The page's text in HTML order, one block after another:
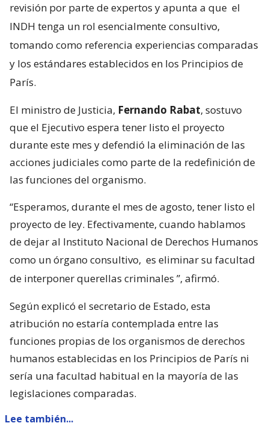
revisión por parte de expertos y apunta a que el
INDH tenga un rol esencialmente consultivo,
tomando como referencia experiencias comparadas
y los estándares establecidos en los Principios de
París.
El ministro de Justicia, Fernando Rabat, sostuvo
que el Ejecutivo espera tener listo el proyecto
durante este mes y defendió la eliminación de las
acciones judiciales como parte de la redefinición de
las funciones del organismo.
“Esperamos, durante el mes de agosto, tener listo el
proyecto de ley. Efectivamente, cuando hablamos
de dejar al Instituto Nacional de Derechos Humanos
como un órgano consultivo, es eliminar su facultad
de interponer querellas criminales ”, afirmó.
Según explicó el secretario de Estado, esta
atribución no estaría contemplada entre las
funciones propias de los organismos de derechos
humanos establecidas en los Principios de París ni
sería una facultad habitual en la mayoría de las
legislaciones comparadas.
Lee también...